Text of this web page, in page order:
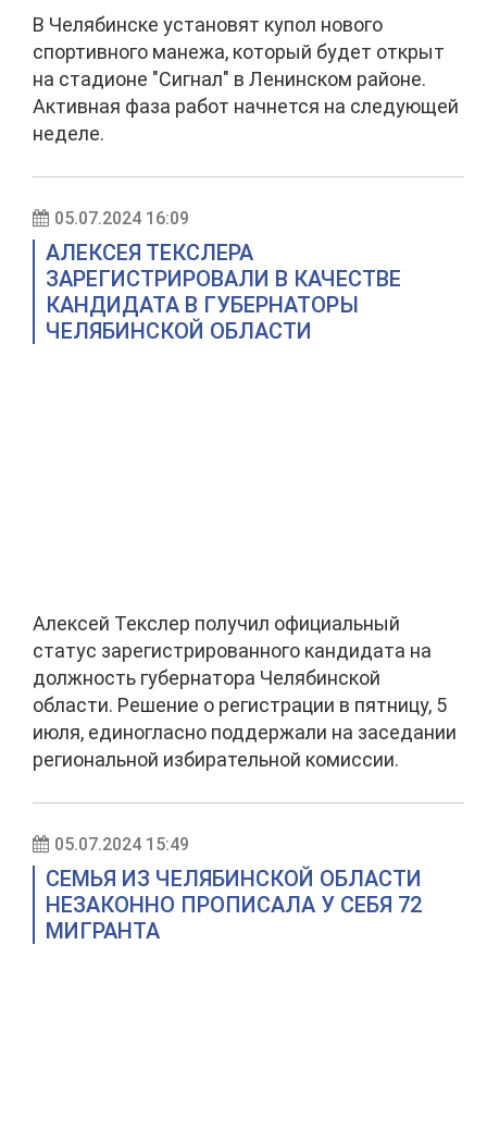
В Челябинске установят купол нового
спортивного манежа, который будет открыт
на стадионе "Сигнал" в Ленинском районе.
Активная фаза работ начнется на следующей
неделе.
05.07.2024 16:09
АЛЕКСЕЯ ТЕКСЛЕРА
ЗАРЕГИСТРИРОВАЛИ В КАЧЕСТВЕ
КАНДИДАТА В ГУБЕРНАТОРЫ
ЧЕЛЯБИНСКОЙ ОБЛАСТИ
Алексей Текслер получил официальный
статус зарегистрированного кандидата на
должность губернатора Челябинской
области. Решение о регистрации в пятницу, 5
июля, единогласно поддержали на заседании
региональной избирательной комиссии.
05.07.2024 15:49
СЕМЬЯ ИЗ ЧЕЛЯБИНСКОЙ ОБЛАСТИ
НЕЗАКОННО ПРОПИСАЛА У СЕБЯ 72
МИГРАНТА